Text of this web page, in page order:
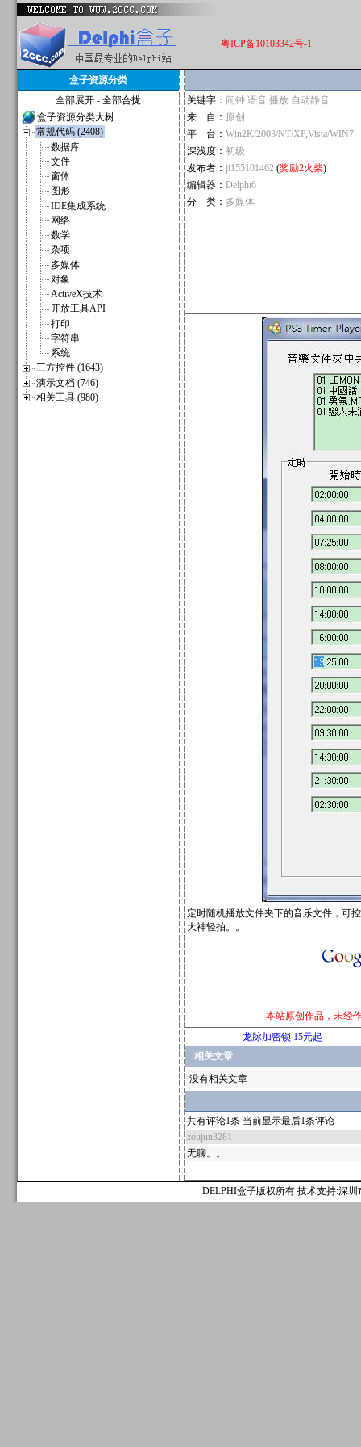
粤ICP备10103342号-1
盒子资源分类
全部展开 - 全部合拢
盒子资源分类大树
常规代码 (2408)
数据库
文件
窗体
图形
IDE集成系统
网络
数学
杂项
多媒体
对象
ActiveX技术
开放工具API
打印
字符串
系统
三方控件 (1643)
演示文档 (746)
相关工具 (980)
关键字： 闹钟 语音 播放 自动静音
来 自： 原创
平 台： Win2K/2003/NT/XP,Vista/WIN7
深浅度： 初级
发布者： ji155101462 (奖励2火柴)
编辑器： Delphi6
分 类： 多媒体
定时随机播放文件夹下的音乐文件，可
大神轻拍。。
本站原创作品，未经
龙脉加密锁 15元起
相关文章
没有相关文章
共有评论1条 当前显示最后1条评论
zoujun3281
无聊。。
DELPHI盒子版权所有 技术支持:深